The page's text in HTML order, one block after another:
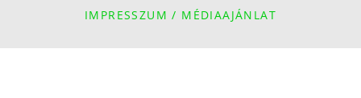
IMPRESSZUM / MÉDIAAJÁNLAT